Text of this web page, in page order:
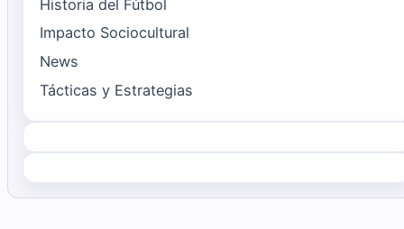
Historia del Fútbol
Impacto Sociocultural
News
Tácticas y Estrategias